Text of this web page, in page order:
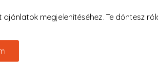
megjelenítéséhez. Te döntesz